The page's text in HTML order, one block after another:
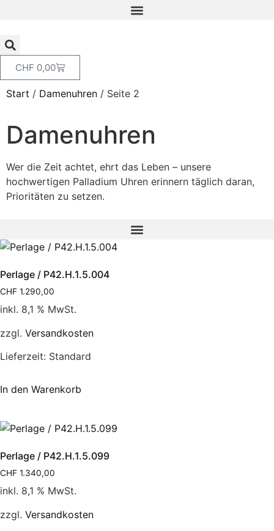
CHF 0,00
Start / Damenuhren / Seite 2
Damenuhren
Wer die Zeit achtet, ehrt das Leben – unsere
hochwertigen Palladium Uhren erinnern täglich daran,
Prioritäten zu setzen.
Perlage / P42.H.1.5.004
CHF 1.290,00
inkl. 8,1 % MwSt.
zzgl. Versandkosten
Lieferzeit: Standard
In den Warenkorb
Perlage / P42.H.1.5.099
CHF 1.340,00
inkl. 8,1 % MwSt.
zzgl. Versandkosten